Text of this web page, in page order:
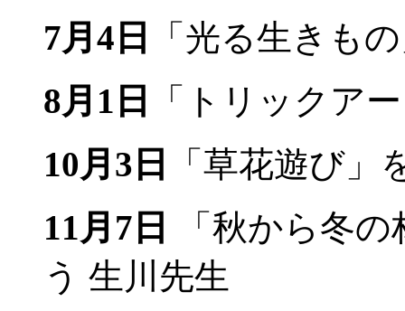
7月4日
「光る生きも
8月1日
「トリックア
10月3日
「草花遊び」
11月7日
「秋から冬
う 生川先生